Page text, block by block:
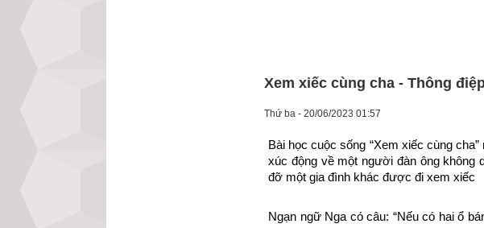
Xem xiếc cùng cha - Thông
Thứ ba - 20/06/2023 01:57
Bài học cuộc sống “Xem xiếc cùng
xúc động về một người đàn ông không
đỡ một gia đình khác được đi xem xiếc
Ngạn ngữ Nga có câu: “Nếu có hai ổ